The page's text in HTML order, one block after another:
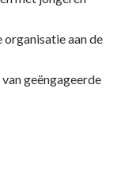
organisatie aan de
geëngageerde